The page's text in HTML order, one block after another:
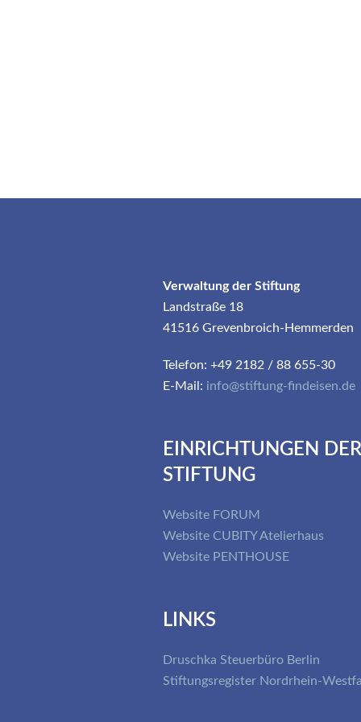
Verwaltung der Stiftung
Landstraße 18
41516 Grevenbroich-Hemmerden
Telefon: +49 2182 / 88 655-30
E-Mail: info@stiftung-findeisen.de
EINRICHTUNGEN DER
STIFTUNG
Website FORUM
Website CUBITY Atelierhaus
Website PENTHOUSE
LINKS
Druschka Steuerbüro Berlin
Stiftungsregister Nordrhein-